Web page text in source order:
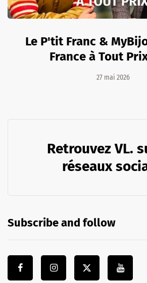
Le P'tit Franc &
France à Tout
27 mai 2026
Retrouvez VL.
réseaux
Subscribe and follow